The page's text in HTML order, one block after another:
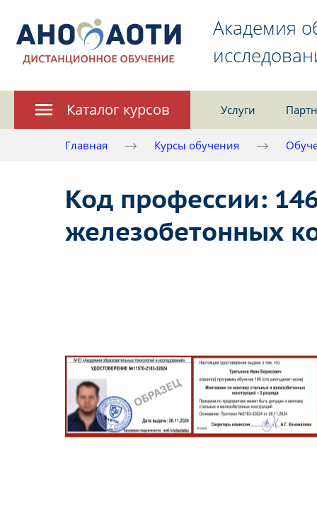
Академия
Каталог курсов Услуги
Главная Курсы обучения
Код профессии:
железобетонных